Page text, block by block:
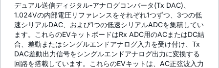
デュアル送信ディジタル-アナログコンバータ(Tx DAC)、
1.024Vの内部電圧リファレンスをそれぞれ1つずつ、3つの低
速シリアルDAC、および1つの低速シリアルADCを集積してい
ます。これらのEVキットボードはRx ADC用のACまたはDC結
合、差動またはシングルエンドアナログ入力を受け付け、Tx
DAC差動出力信号をシングルエンドアナログ出力に変換する
回路を搭載しています。これらのEVキットは、AC正弦波入力